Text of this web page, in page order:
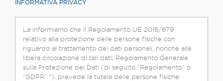
INFORMATIVA PRIVACY
La informiamo che il Regolamento UE 2016/679
relativo alla protezione delle persone fisiche con
riguardo al trattamento dei dati personali, nonché alla
libera circolazione di tali dati, Regolamento Generale
sulla Protezione dei Dati (di seguito “Regolamento” o
“GDPR” "), prevede la tutela delle persone fisiche